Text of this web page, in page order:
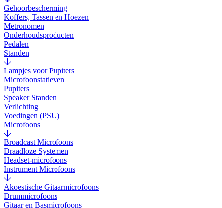
Gehoorbescherming
Koffers, Tassen en Hoezen
Metronomen
Onderhoudsproducten
Pedalen
Standen
Lampjes voor Pupiters
Microfoonstatieven
Pupiters
Speaker Standen
Verlichting
Voedingen (PSU)
Microfoons
Broadcast Microfoons
Draadloze Systemen
Headset-microfoons
Instrument Microfoons
Akoestische Gitaarmicrofoons
Drummicrofoons
Gitaar en Basmicrofoons